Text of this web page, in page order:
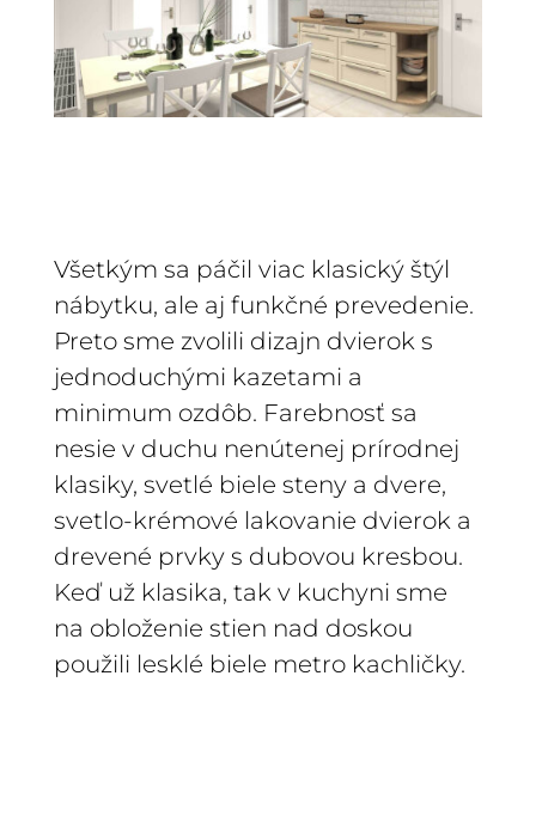
Všetkým sa páčil viac klasický štýl
nábytku, ale aj funkčné prevedenie.
Preto sme zvolili dizajn dvierok s
jednoduchými kazetami a
minimum ozdôb. Farebnosť sa
nesie v duchu nenútenej prírodnej
klasiky, svetlé biele steny a dvere,
svetlo-krémové lakovanie dvierok a
drevené prvky s dubovou kresbou.
Keď už klasika, tak v kuchyni sme
na obloženie stien nad doskou
použili lesklé biele metro kachličky.